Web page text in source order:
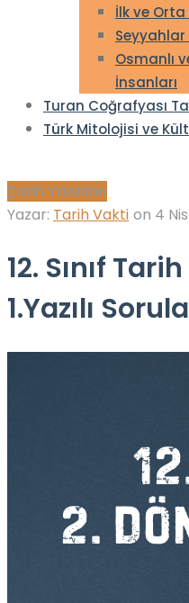
İlk ve
Seyyahlar
Osmanlı
İnsanları
Turan Coğrafyası
Türk Mitolojisi ve
Tarih Yazılıları
Yazar: Tarih Vakti on 4
12. Sınıf
1.Yazılı